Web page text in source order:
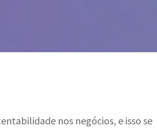
nos negócios, e isso se